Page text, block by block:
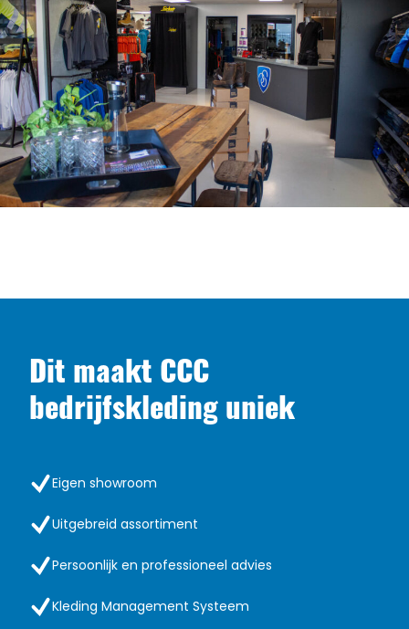
Dit maakt CCC
bedrijfskleding uniek
Eigen showroom
Uitgebreid assortiment
Persoonlijk en professioneel advies
Kleding Management Systeem